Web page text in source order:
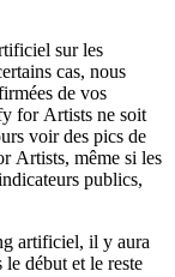
sur les
cas, nous
de vos
for Artists ne soit
voir des pics de
Artists, même si les
publics,
artificiel, il y aura
début et le reste